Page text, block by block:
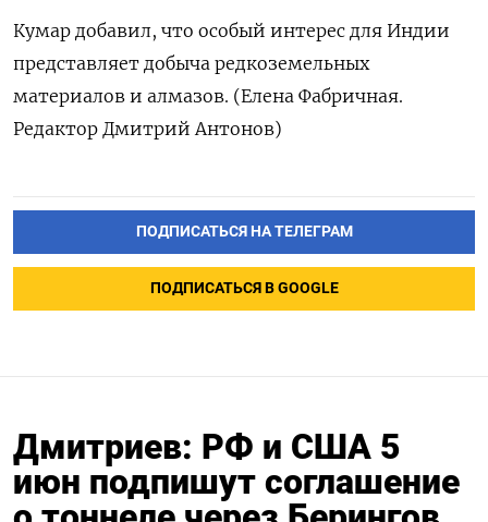
Кумар ‌добавил, что особый интерес для Индии
представляет добыча редкоземельных
материалов и алмазов. (Елена Фабричная.
Редактор Дмитрий Антонов)
ПОДПИСАТЬСЯ НА ТЕЛЕГРАМ
ПОДПИСАТЬСЯ В GOOGLE
Дмитриев: РФ и США 5
июн подпишут соглашение